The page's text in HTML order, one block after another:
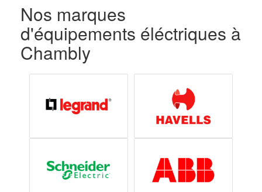
Nos marques
d'équipements éléctriques à
Chambly